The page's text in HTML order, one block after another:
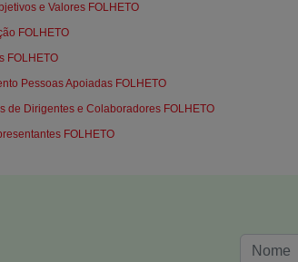
e Valores FOLHETO
FOLHETO
FOLHETO
Pessoas Apoiadas FOLHETO
de Dirigentes e Colaboradores FOLHETO
FOLHETO